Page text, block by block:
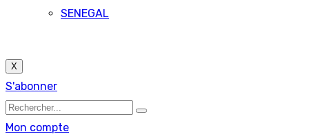
SENEGAL
X
S'abonner
Mon compte